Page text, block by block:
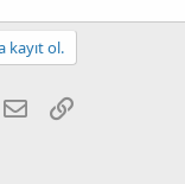
kayıt ol.
E-postaLink